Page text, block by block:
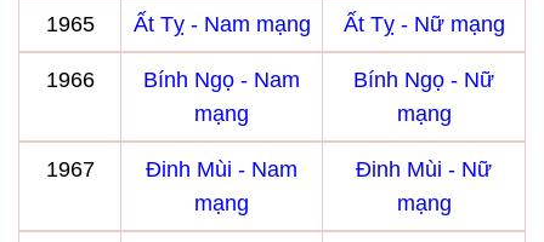
1965 Ất Tỵ - Nam mạng Ất Tỵ - Nữ mạng
1966
Bính Ngọ - Nam
mạng
Bính Ngọ - Nữ
mạng
1967
Đinh Mùi - Nam
mạng
Đinh Mùi - Nữ
mạng